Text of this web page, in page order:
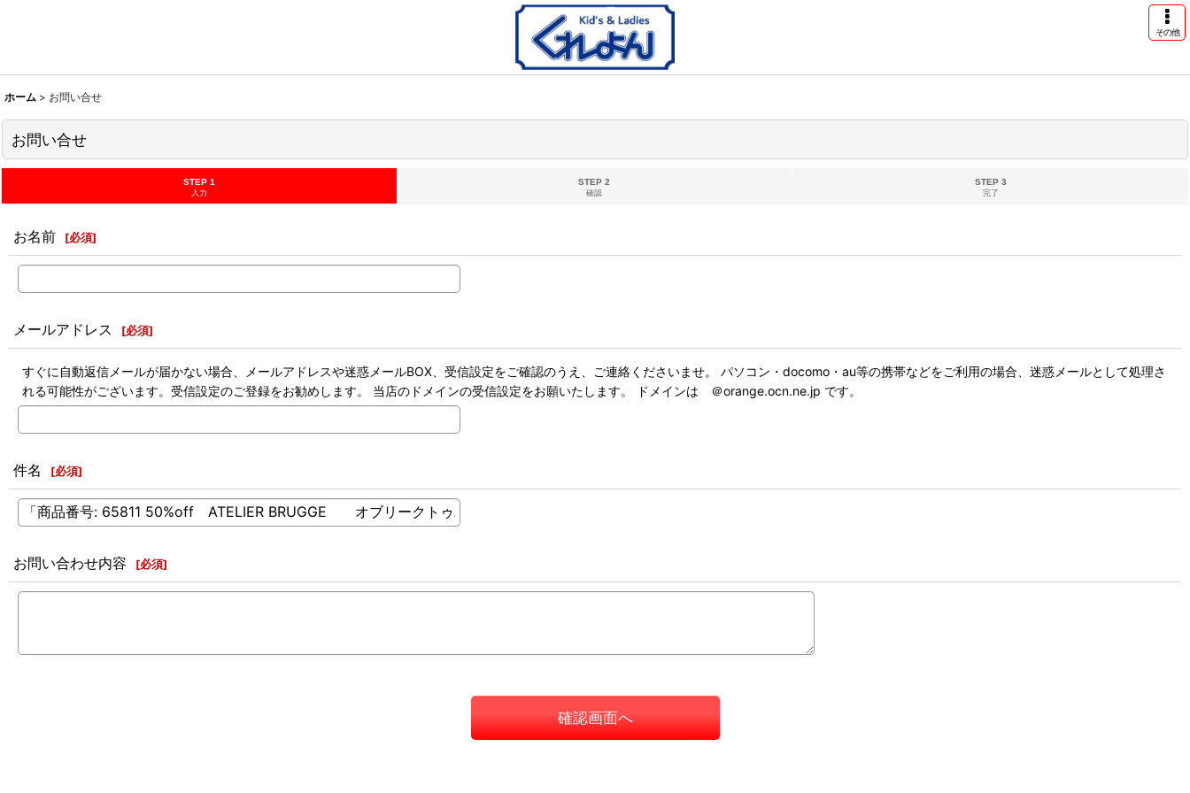
その他
ホーム > お問い合せ
お問い合せ
STEP 1
入力
STEP 2
確認
STEP 3
完了
お名前 [必須]
メールアドレス [必須]
すぐに自動返信メールが届かない場合、メールアドレスや迷惑メールBOX、受信設定をご確認のうえ、ご連絡くださいませ。 パソコン・docomo・au等の携帯などをご利用の場合、迷惑メールとして処理さ
れる可能性がございます。受信設定のご登録をお勧めします。 当店のドメインの受信設定をお願いたします。 ドメインは ＠orange.ocn.ne.jp です。
件名 [必須]
お問い合わせ内容 [必須]
確認画面へ